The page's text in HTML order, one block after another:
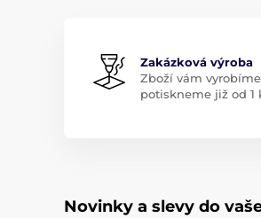
Zakázková výroba
Zboží vám
potiskneme již od 1
Novinky a slevy do